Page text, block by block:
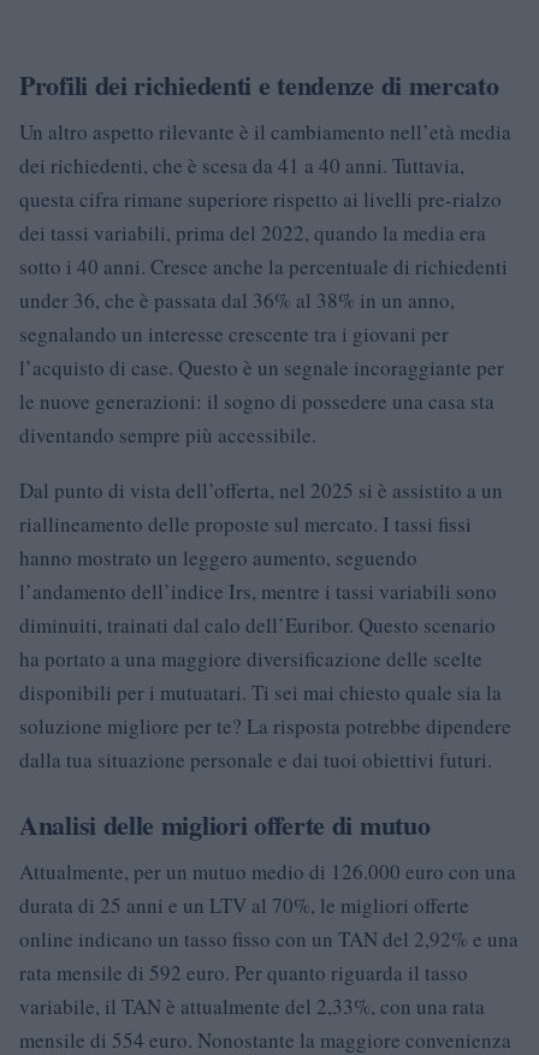
Profili dei richiedenti e tendenze di mercato
Un altro aspetto rilevante è il cambiamento nell’età media
dei richiedenti, che è scesa da 41 a 40 anni. Tuttavia,
questa cifra rimane superiore rispetto ai livelli pre-rialzo
dei tassi variabili, prima del 2022, quando la media era
sotto i 40 anni. Cresce anche la percentuale di richiedenti
under 36, che è passata dal 36% al 38% in un anno,
segnalando un interesse crescente tra i giovani per
l’acquisto di case. Questo è un segnale incoraggiante per
le nuove generazioni: il sogno di possedere una casa sta
diventando sempre più accessibile.
Dal punto di vista dell’offerta, nel 2025 si è assistito a un
riallineamento delle proposte sul mercato. I tassi fissi
hanno mostrato un leggero aumento, seguendo
l’andamento dell’indice Irs, mentre i tassi variabili sono
diminuiti, trainati dal calo dell’Euribor. Questo scenario
ha portato a una maggiore diversificazione delle scelte
disponibili per i mutuatari. Ti sei mai chiesto quale sia la
soluzione migliore per te? La risposta potrebbe dipendere
dalla tua situazione personale e dai tuoi obiettivi futuri.
Analisi delle migliori offerte di mutuo
Attualmente, per un mutuo medio di 126.000 euro con una
durata di 25 anni e un LTV al 70%, le migliori offerte
online indicano un tasso fisso con un TAN del 2,92% e una
rata mensile di 592 euro. Per quanto riguarda il tasso
variabile, il TAN è attualmente del 2,33%, con una rata
mensile di 554 euro. Nonostante la maggiore convenienza